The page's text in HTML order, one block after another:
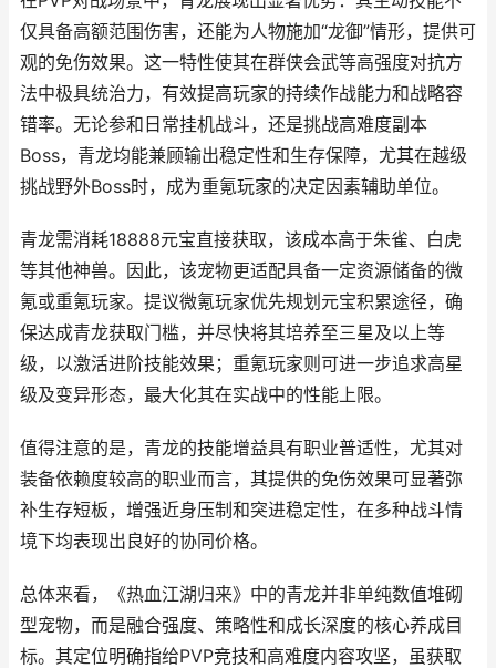
仅具备高额范围伤害，还能为人物施加“龙御”情形，提供可
观的免伤效果。这一特性使其在群侠会武等高强度对抗方
法中极具统治力，有效提高玩家的持续作战能力和战略容
错率。无论参和日常挂机战斗，还是挑战高难度副本
Boss，青龙均能兼顾输出稳定性和生存保障，尤其在越级
挑战野外Boss时，成为重氪玩家的决定因素辅助单位。
青龙需消耗18888元宝直接获取，该成本高于朱雀、白虎
等其他神兽。因此，该宠物更适配具备一定资源储备的微
氪或重氪玩家。提议微氪玩家优先规划元宝积累途径，确
保达成青龙获取门槛，并尽快将其培养至三星及以上等
级，以激活进阶技能效果；重氪玩家则可进一步追求高星
级及变异形态，最大化其在实战中的性能上限。
值得注意的是，青龙的技能增益具有职业普适性，尤其对
装备依赖度较高的职业而言，其提供的免伤效果可显著弥
补生存短板，增强近身压制和突进稳定性，在多种战斗情
境下均表现出良好的协同价格。
总体来看，《热血江湖归来》中的青龙并非单纯数值堆砌
型宠物，而是融合强度、策略性和成长深度的核心养成目
标。其定位明确指给PVP竞技和高难度内容攻坚，虽获取